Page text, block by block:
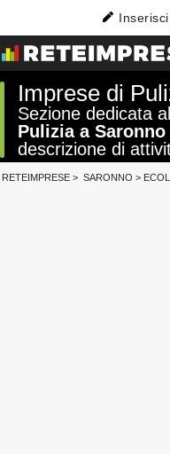
Imprese di
Sezione dedicata
Pulizia a Saronno
descrizione di
RETEIMPRESE > SARONNO >